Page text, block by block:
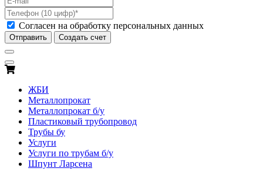
Согласен на обработку персональных данных
Отправить Создать счет
ЖБИ
Металлопрокат
Металлопрокат б/у
Пластиковый трубопровод
Трубы бу
Услуги
Услуги по трубам б/у
Шпунт Ларсена